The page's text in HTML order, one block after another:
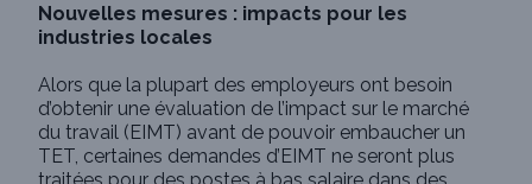
Nouvelles mesures : impacts pour les
industries locales
Alors que la plupart des employeurs ont besoin
d’obtenir une évaluation de l’impact sur le marché
du travail (EIMT) avant de pouvoir embaucher un
TET, certaines demandes d’EIMT ne seront plus
traitées pour des postes à bas salaire dans des